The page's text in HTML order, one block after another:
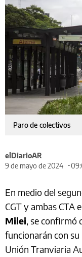
Paro de colectivos
elDiarioAR
9 de mayo de 2024
En medio del
CGT y ambas CTA
Milei, se confirmó
funcionarán con
Unión Tranviaria